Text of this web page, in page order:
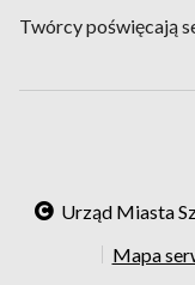
Twórcy poświęcają
Urząd Miasta
Mapa